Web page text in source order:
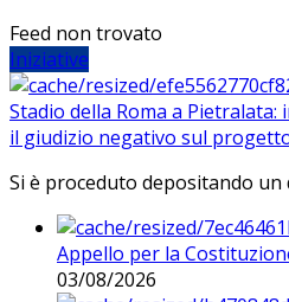
Feed non trovato
Iniziative
Stadio della Roma a
il giudizio negativo sul
Si è proceduto depositando
Appello per la
03/08/2026